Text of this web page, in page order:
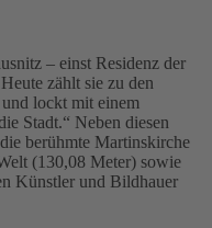
– einst Residenz der
zählt sie zu den
lockt mit einem
Stadt.“ Neben diesen
berühmte Martinskirche
(130,08 Meter) sowie
Künstler und Bildhauer